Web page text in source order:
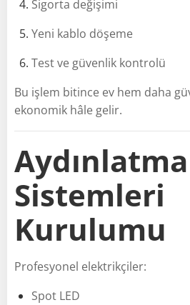
Sigorta değişimi
Yeni kablo döşeme
Test ve güvenlik kontrolü
Bu işlem bitince ev hem daha
ekonomik hâle gelir.
Aydınlatma
Sistemleri
Kurulumu
Profesyonel elektrikçiler:
Spot LED